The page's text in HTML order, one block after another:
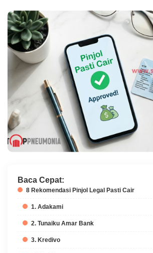
Baca Cepat:
8 Rekomendasi Pinjol Legal Pasti Cair
1. Adakami
2. Tunaiku Amar Bank
3. Kredivo